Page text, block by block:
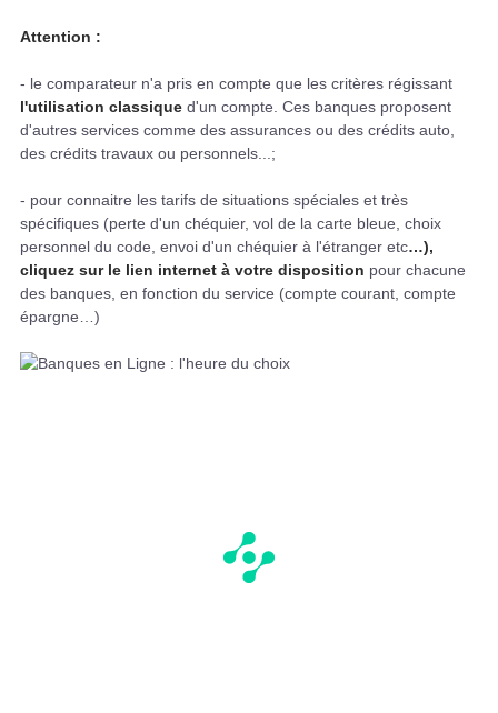
Attention :
- le comparateur n'a pris en compte que les critères régissant
l'utilisation classique d'un compte. Ces banques proposent
d'autres services comme des assurances ou des crédits auto,
des crédits travaux ou personnels...;
- pour connaitre les tarifs de situations spéciales et très
spécifiques (perte d'un chéquier, vol de la carte bleue, choix
personnel du code, envoi d'un chéquier à l'étranger etc…),
cliquez sur le lien internet à votre disposition pour chacune
des banques, en fonction du service (compte courant, compte
épargne…)